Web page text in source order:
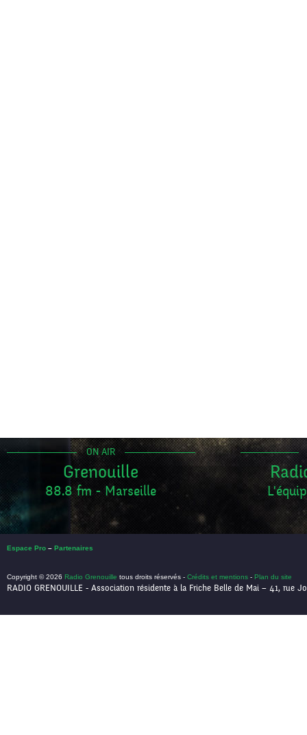
ON AIR
Grenouille
88.8 fm - Marseille
Espace Pro – Partenaires
Copyright © 2026 Radio Grenouille tous droits réservés - Crédits et mentions - Plan du site
RADIO GRENOUILLE - Association résidente à la Friche Belle de Mai – 41, rue